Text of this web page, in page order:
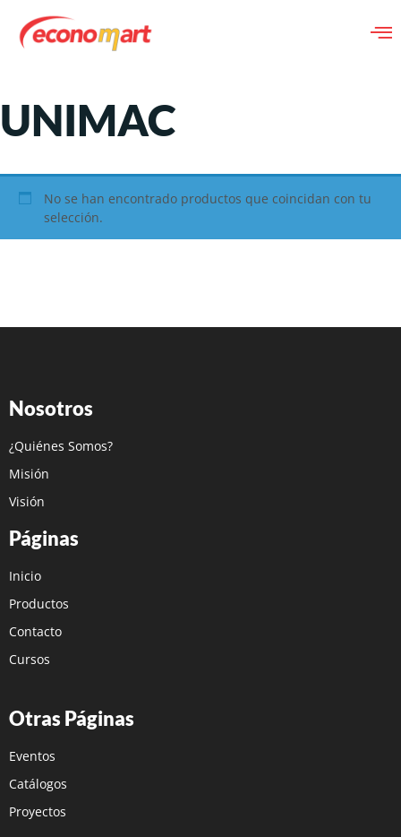
UNIMAC
No se han encontrado productos que coincidan con tu
selección.
Nosotros
¿Quiénes Somos?
Misión
Visión
Páginas
Inicio
Productos
Contacto
Cursos
Otras Páginas
Eventos
Catálogos
Proyectos